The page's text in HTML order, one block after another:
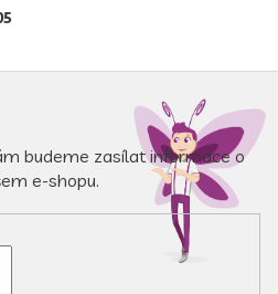
budeme zasílat informace o
e-shopu.